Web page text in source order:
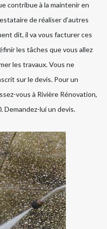
contribue à la maintenir en
de réaliser d’autres
dit, il va vous facturer ces
les tâches que vous allez
les travaux. Vous ne
sur le devis. Pour un
vous à Rivière Rénovation,
Demandez-lui un devis.